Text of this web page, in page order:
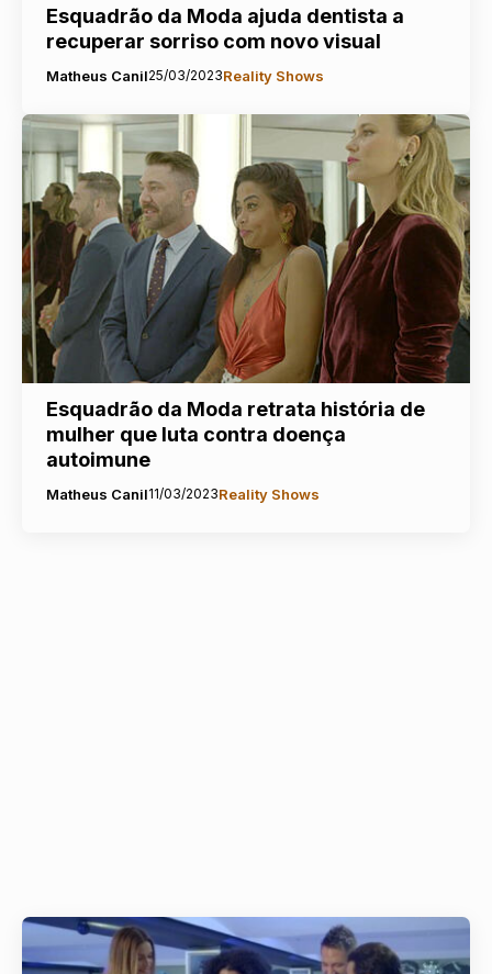
Esquadrão da Moda ajuda dentista a
recuperar sorriso com novo visual
Matheus Canil25/03/2023Reality Shows
Esquadrão da Moda retrata história de
mulher que luta contra doença
autoimune
Matheus Canil11/03/2023Reality Shows